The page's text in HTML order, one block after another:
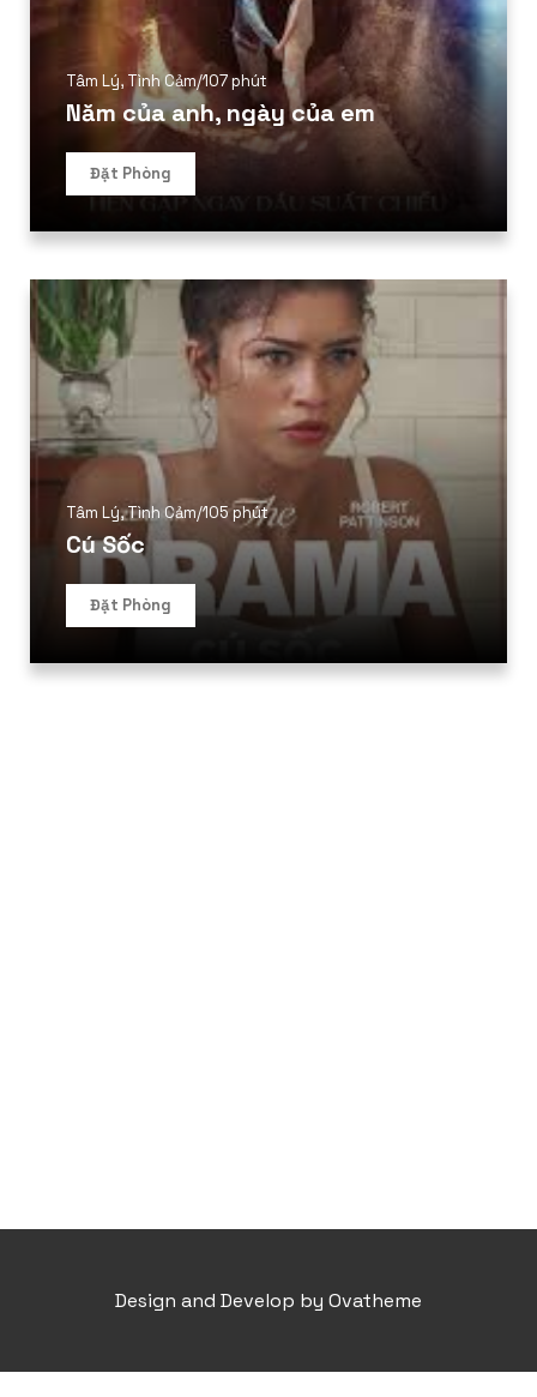
Tâm Lý, Tình Cảm/107 phút
Năm của anh, ngày của em
Đặt Phòng
Tâm Lý,Tình Cảm/105 phút
Cú Sốc
Đặt Phòng
Design and Develop by Ovatheme